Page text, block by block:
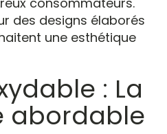
des designs élaborés
une esthétique
: La
abordable